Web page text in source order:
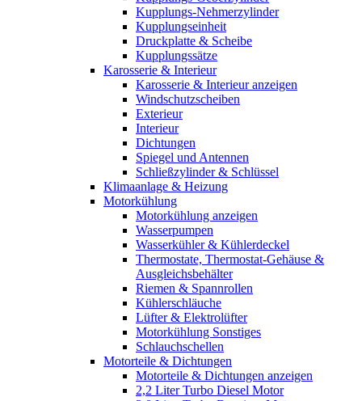
Kupplungs-Nehmerzylinder
Kupplungseinheit
Druckplatte & Scheibe
Kupplungssätze
Karosserie & Interieur
Karosserie & Interieur anzeigen
Windschutzscheiben
Exterieur
Interieur
Dichtungen
Spiegel und Antennen
Schließzylinder & Schlüssel
Klimaanlage & Heizung
Motorkühlung
Motorkühlung anzeigen
Wasserpumpen
Wasserkühler & Kühlerdeckel
Thermostate, Thermostat-Gehäuse &
Ausgleichsbehälter
Riemen & Spannrollen
Kühlerschläuche
Lüfter & Elektrolüfter
Motorkühlung Sonstiges
Schlauchschellen
Motorteile & Dichtungen
Motorteile & Dichtungen anzeigen
2,2 Liter Turbo Diesel Motor